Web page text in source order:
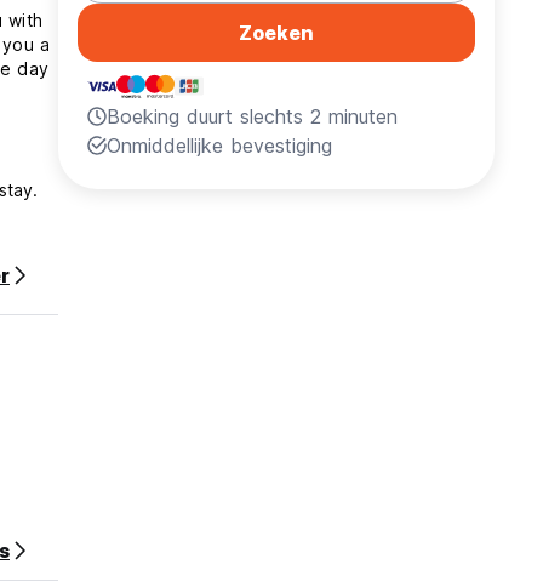
with
a
day
Zoeken
Boeking duurt slechts 2 minuten
Onmiddellijke bevestiging